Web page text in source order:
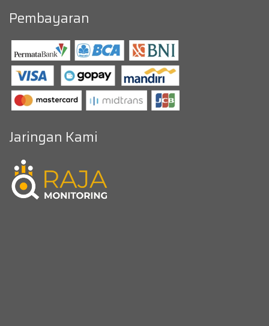
Pembayaran
Jaringan Kami